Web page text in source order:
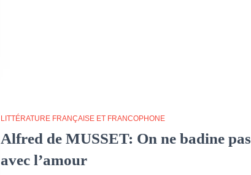
LITTÉRATURE FRANÇAISE ET FRANCOPHONE
Alfred de MUSSET: On ne badine pas
avec l’amour